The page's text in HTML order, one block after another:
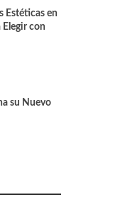
Estéticas en
Elegir con
su Nuevo